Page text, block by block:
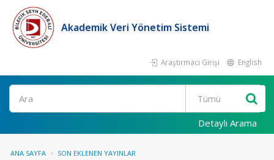
Akademik Veri Yönetim Sistemi
Araştırmacı Girişi English
Ara
Detaylı Arama
ANA SAYFA SON EKLENEN YAYINLAR